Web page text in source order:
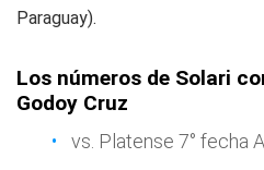
Paraguay).
Los números de Solari
Godoy Cruz
vs. Platense 7° fecha